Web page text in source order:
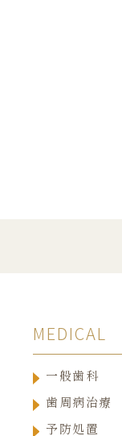
MEDICAL
一般歯科
歯周病治療
予防処置